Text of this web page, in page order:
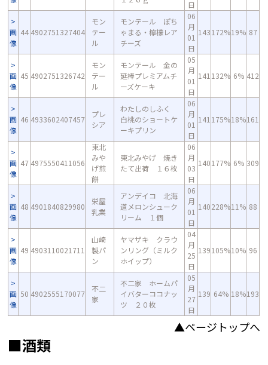
日
画
像
44 4902751327404
モン
テー
ル
モンテール ぽち
ゃまる・檸檬レア
チーズ
06
月
01
日
143172%19% 87
画
像
45 4902751326742
モン
テー
ル
モンテール 金の
延棒プレミアムチ
ーズケーキ
05
月
01
日
141 132% 6% 412
画
像
46 4933602407457
プレ
シア
わたしのしふく
白桃のショートケ
ーキプリン
06
月
01
日
141 175%18%161
画
像
47 4975550411056
東北
みや
げ煎
餅
東北みやげ 焼き
たて出荷 １６枚
06
月
03
日
140177% 6% 309
画
像
48 4901840829980
栄屋
乳業
アンデイコ 北海
道メロンシューク
リーム １個
06
月
01
日
140228%11% 88
画
像
49 4903110021711
山崎
製パ
ン
ヤマザキ クラウ
ンリング（ミルク
ホイップ）
04
月
25
日
139105%10% 96
画
像
50 4902555170077
不二
家
不二家 ホームパ
イバターココナッ
ツ ２０枚
05
月
27
日
139 64% 18%193
▲ページトップへ
■酒類